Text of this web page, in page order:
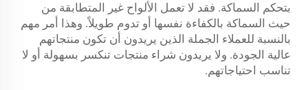
بتحكم السماكة. فقد لا تعمل الألواح غير المتطابقة من
حيث السماكة بالكفاءة نفسها أو تدوم طويلاً. وهذا أمر مهم
بالنسبة للعملاء الجملة الذين يريدون أن تكون منتجاتهم
عالية الجودة. ولا يريدون شراء منتجات تنكسر بسهولة أو لا
تناسب احتياجاتهم.